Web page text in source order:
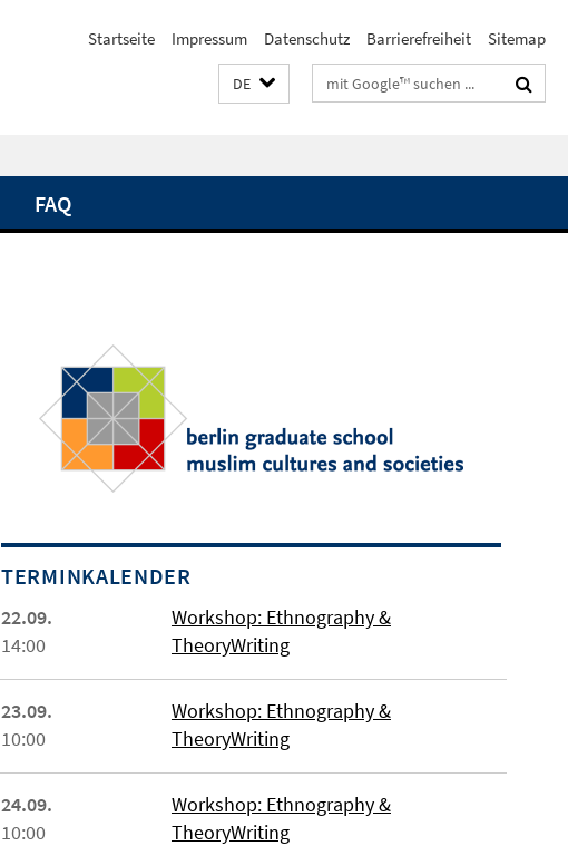
Startseite Impressum Datenschutz Barrierefreiheit Sitemap
DE Suchbegriffe
FAQ
TERMINKALENDER
22.09.
14:00
Workshop: Ethnography &
TheoryWriting
23.09.
10:00
Workshop: Ethnography &
TheoryWriting
24.09.
10:00
Workshop: Ethnography &
TheoryWriting